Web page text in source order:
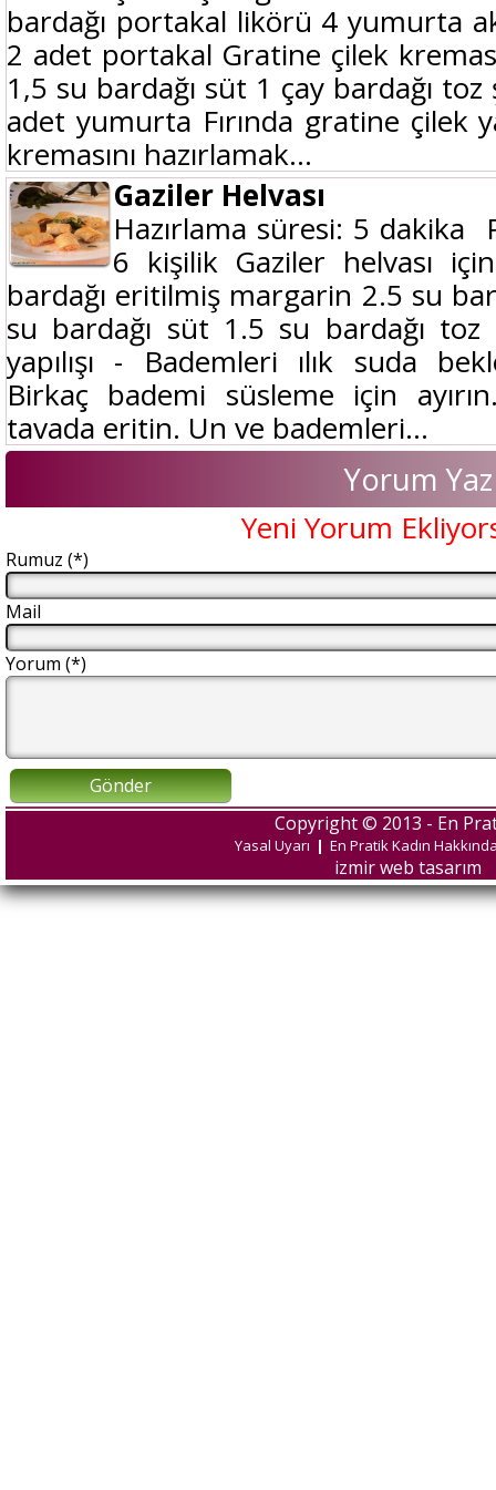
bardağı portakal likörü 4 yumurta
2 adet portakal Gratine çilek
1,5 su bardağı süt 1 çay bardağı
adet yumurta Fırında gratine çilek
kremasını hazırlamak...
Gaziler Helvası
Hazırlama süresi: 5 dakika
6 kişilik Gaziler helvası
bardağı eritilmiş margarin 2.5 su
su bardağı süt 1.5 su bardağı toz
yapılışı - Bademleri ılık suda
Birkaç bademi süsleme için
tavada eritin. Un ve bademleri...
Yorum Yaz
Yeni Yorum
Rumuz (*)
Mail
Yorum (*)
Gönder
Copyright © 2013 - En
Yasal Uyarı | En Pratik Kadın
izmir web tasarım